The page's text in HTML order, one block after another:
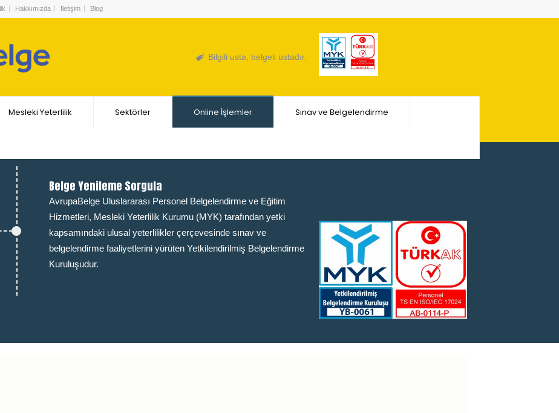
Hakkımızda İletişim Blog
Bilgili usta, belgeli ustadır.
Mesleki Yeterlilik Sektörler Online İşlemler Sınav ve Belgelendirme
Belge Yenileme Sorgula
AvrupaBelge Uluslararası Personel Belgelendirme ve Eğitim
Hizmetleri, Mesleki Yeterlilik Kurumu (MYK) tarafından yetki
kapsamındaki ulusal yeterlilikler çerçevesinde sınav ve
belgelendirme faaliyetlerini yürüten Yetkilendirilmiş Belgelendirme
Kuruluşudur.